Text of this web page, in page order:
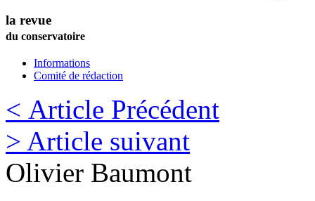
la revue
du conservatoire
Informations
Comité de rédaction
< Article Précédent
> Article suivant
Olivier Baumont